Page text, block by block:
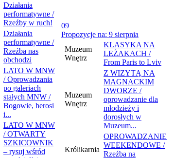
Działania
performatywne /
Rzeźby w ruch!
Działania
performatywne /
Rzeźba nas
obchodzi
LATO W MNW
/ Oprowadzania
po galeriach
stałych MNW /
Bogowie, herosi
i...
LATO W MNW
/ OTWARTY
SZKICOWNIK
– rysuj wśród
09
Propozycje na: 9 sierpnia
Muzeum
Wnętrz
KLASYKA NA
LEŻAKACH /
From Paris to Lviv
Muzeum
Wnętrz
Z WIZYTĄ NA
MAGNACKIM
DWORZE /
oprowadzanie dla
młodzieży i
dorosłych w
Muzeum...
Królikarnia
OPROWADZANIE
WEEKENDOWE /
Rzeźba na